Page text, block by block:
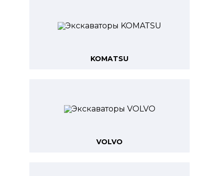
KOMATSU
VOLVO